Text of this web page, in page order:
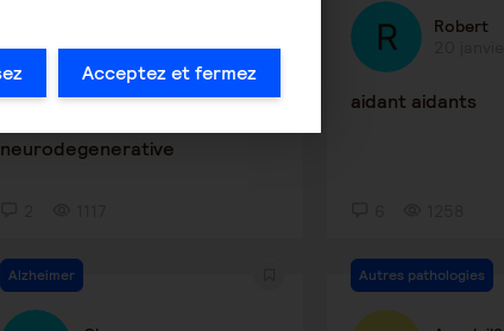
1 avril 2024 8:04
Urgent cherche neurologue
neurodegenerative
Robert
aidant aidants
Alzheimer Autres pathologies
Acceptez et fermez